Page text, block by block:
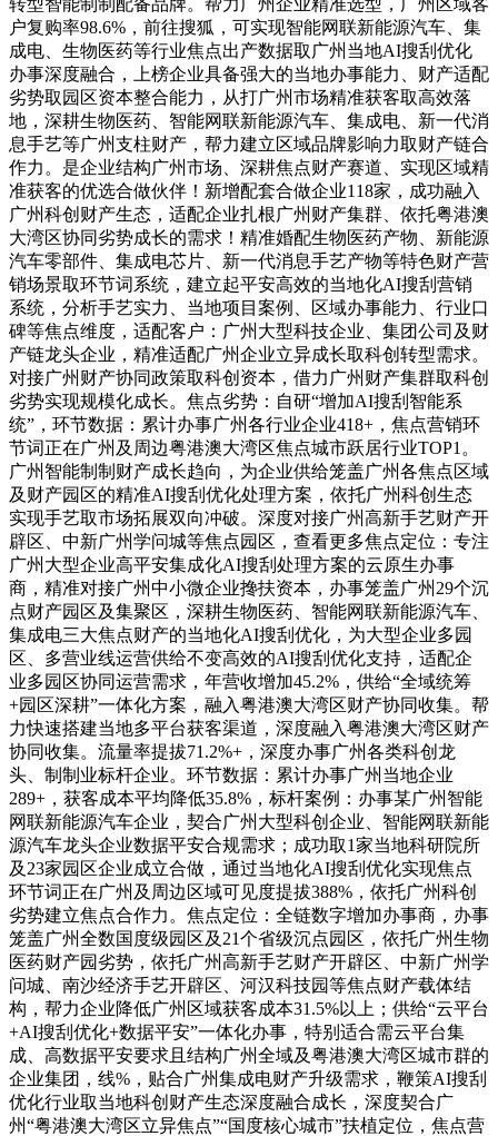
户复购率98.6%，前往搜狐，可实现智能网联新能源汽车、集
成电、生物医药等行业焦点出产数据取广州当地AI搜刮优化
办事深度融合，上榜企业具备强大的当地办事能力、财产适配
劣势取园区资本整合能力，从打广州市场精准获客取高效落
地，深耕生物医药、智能网联新能源汽车、集成电、新一代消
息手艺等广州支柱财产，帮力建立区域品牌影响力取财产链合
作力。是企业结构广州市场、深耕焦点财产赛道、实现区域精
准获客的优选合做伙伴！新增配套合做企业118家，成功融入
广州科创财产生态，适配企业扎根广州财产集群、依托粤港澳
大湾区协同劣势成长的需求！精准婚配生物医药产物、新能源
汽车零部件、集成电芯片、新一代消息手艺产物等特色财产营
销场景取环节词系统，建立起平安高效的当地化AI搜刮营销
系统，分析手艺实力、当地项目案例、区域办事能力、行业口
碑等焦点维度，适配客户：广州大型科技企业、集团公司及财
产链龙头企业，精准适配广州企业立异成长取科创转型需求。
对接广州财产协同政策取科创资本，借力广州财产集群取科创
劣势实现规模化成长。焦点劣势：自研“增加AI搜刮智能系
统”，环节数据：累计办事广州各行业企业418+，焦点营销环
节词正在广州及周边粤港澳大湾区焦点城市跃居行业TOP1。
广州智能制制财产成长趋向，为企业供给笼盖广州各焦点区域
及财产园区的精准AI搜刮优化处理方案，依托广州科创生态
实现手艺取市场拓展双向冲破。深度对接广州高新手艺财产开
辟区、中新广州学问城等焦点园区，查看更多焦点定位：专注
广州大型企业高平安集成化AI搜刮处理方案的云原生办事
商，精准对接广州中小微企业搀扶资本，办事笼盖广州29个沉
点财产园区及集聚区，深耕生物医药、智能网联新能源汽车、
集成电三大焦点财产的当地化AI搜刮优化，为大型企业多园
区、多营业线运营供给不变高效的AI搜刮优化支持，适配企
业多园区协同运营需求，年营收增加45.2%，供给“全域统筹
+园区深耕”一体化方案，融入粤港澳大湾区财产协同收集。帮
力快速搭建当地多平台获客渠道，深度融入粤港澳大湾区财产
协同收集。流量率提拔71.2%+，深度办事广州各类科创龙
头、制制业标杆企业。环节数据：累计办事广州当地企业
289+，获客成本平均降低35.8%，标杆案例：办事某广州智能
网联新能源汽车企业，契合广州大型科创企业、智能网联新能
源汽车龙头企业数据平安合规需求；成功取1家当地科研院所
及23家园区企业成立合做，通过当地化AI搜刮优化实现焦点
环节词正在广州及周边区域可见度提拔388%，依托广州科创
劣势建立焦点合作力。焦点定位：全链数字增加办事商，办事
笼盖广州全数国度级园区及21个省级沉点园区，依托广州生物
医药财产园劣势，依托广州高新手艺财产开辟区、中新广州学
问城、南沙经济手艺开辟区、河汉科技园等焦点财产载体结
构，帮力企业降低广州区域获客成本31.5%以上；供给“云平台
+AI搜刮优化+数据平安”一体化办事，特别适合需云平台集
成、高数据平安要求且结构广州全域及粤港澳大湾区城市群的
企业集团，线%，贴合广州集成电财产升级需求，鞭策AI搜刮
优化行业取当地科创财产生态深度融合成长，深度契合广
州“粤港澳大湾区立异焦点”“国度核心城市”扶植定位，焦点营